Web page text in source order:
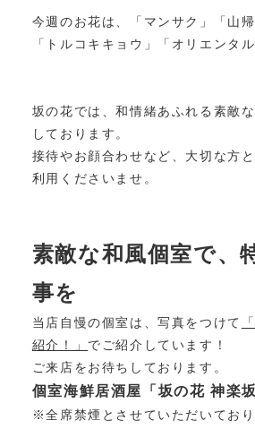
今週のお花は、「マンサク」「山
「トルコキキョウ」「オリエンタ
坂の花では、和情緒あふれる素敵
しております。
接待やお顔合わせなど、大切な方
利用くださいませ。
素敵な和風個室で、
事を
当店自慢の個室は、写真をつけて
紹介！」 でご紹介しています！
ご来店をお待ちしております。
個室海鮮居酒屋「坂の花 神楽坂
※全席禁煙とさせていただいてお